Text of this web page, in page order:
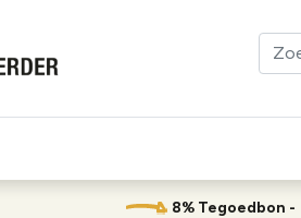
8% Tegoedbon -